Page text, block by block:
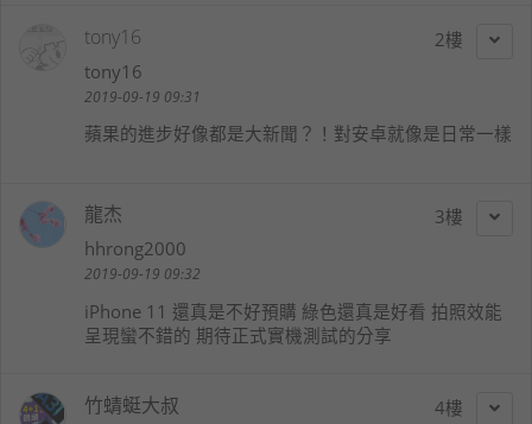
2
tony16
tony16
2019-09-19 09:31
蘋果的進步好像都是大新聞？！對安卓就像是日常一樣
3
龍杰
hhrong2000
2019-09-19 09:32
iPhone 11 還真是不好預購 綠色還真是好看 拍照效能
呈現蠻不錯的 期待正式實機測試的分享
4
竹蜻蜓大叔